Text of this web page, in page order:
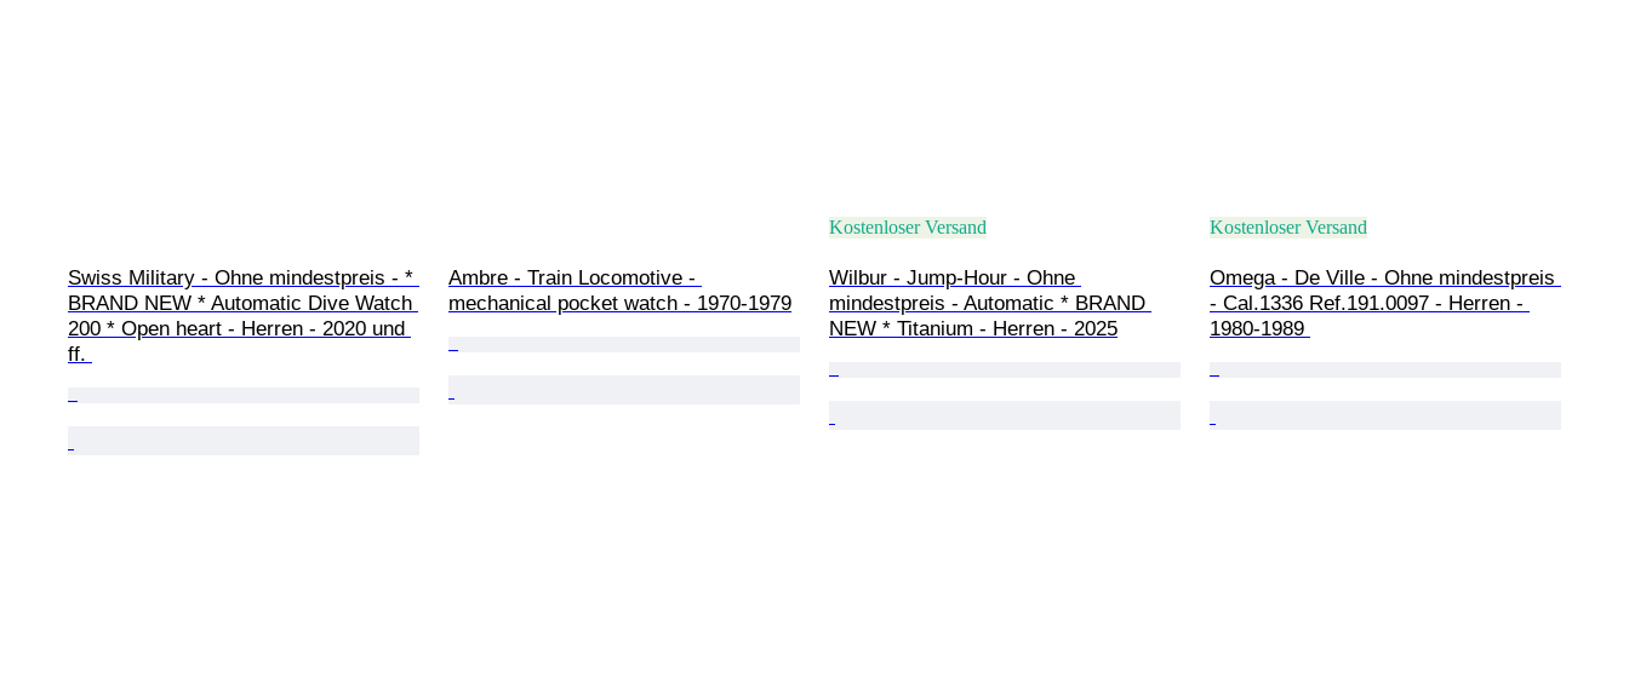
Swiss Military - Ohne mindestpreis - *
BRAND NEW * Automatic Dive Watch
200 * Open heart - Herren - 2020 und
ff.
Ambre - Train Locomotive -
mechanical pocket watch - 1970-1979
Kostenloser Versand
Wilbur - Jump-Hour - Ohne
mindestpreis - Automatic * BRAND
NEW * Titanium - Herren - 2025
Kostenloser Versand
Omega - De Ville - Ohne mindestpreis
- Cal.1336 Ref.191.0097 - Herren -
1980-1989